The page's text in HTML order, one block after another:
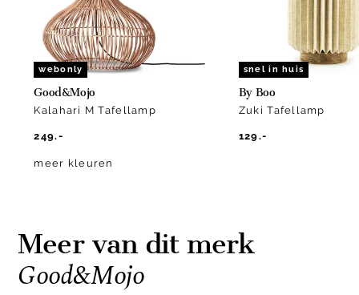
webonly
Good&Mojo
Kalahari M Tafellamp
249.-
meer kleuren
snel in huis
By Boo
Zuki Tafellamp
129.-
Meer van dit merk
Good&Mojo